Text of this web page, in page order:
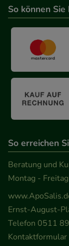
So können
So erreichen
Beratung und
Montag -
Ernst-August-
Telefon 0511
Kontaktformular